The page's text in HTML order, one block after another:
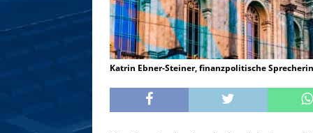
Katrin Ebner-Steiner, finanzpolitische